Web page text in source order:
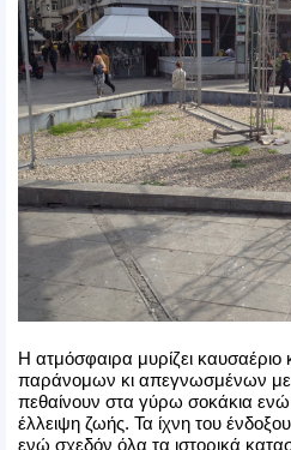
Η ατμόσφαιρα μυρίζει
παράνομων κι απεγνωσμένων
πεθαίνουν στα γύρω σοκάκια ενώ
έλλειψη ζωής. Τα ίχνη του
ενώ σχεδόν όλα τα ιστορικά